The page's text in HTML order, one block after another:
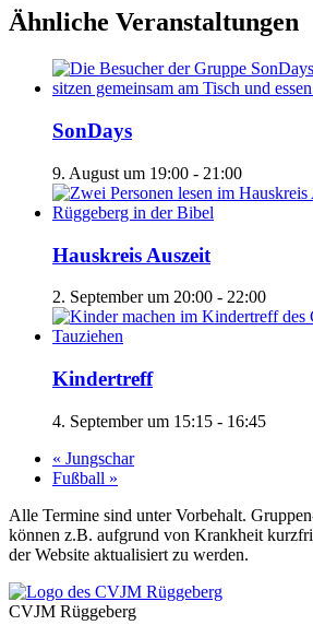
Ähnliche Veranstaltungen
SonDays
9. August um 19:00 - 21:00
Hauskreis Auszeit
2. September um 20:00 - 22:00
Kindertreff
4. September um 15:15 - 16:45
« Jungschar
Fußball »
Alle Termine sind unter Vorbehalt.
können z.B. aufgrund von Krankheit
der Website aktualisiert zu werden.
CVJM Rüggeberg